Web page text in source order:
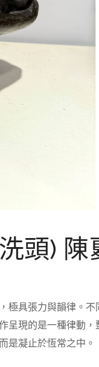
頭) 陳
極具張力與韻律。不
呈現的是一種律動，
是凝止於恆常之中。